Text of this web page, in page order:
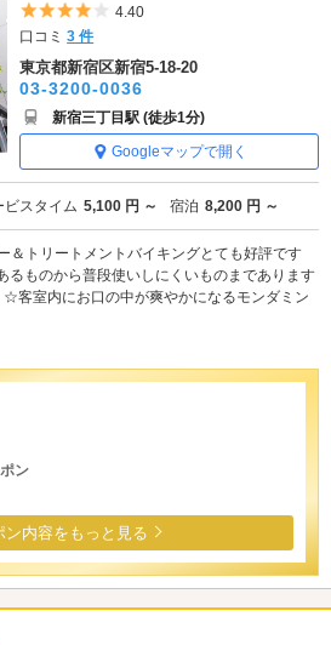
5つ星のうち4
4.40
口コミ3 件
東京都新宿区新宿5-18-20
03-3200-0036
新宿三丁目駅 (徒歩1分)
Googleマップで開く
ビスタイム 5,100 円 ～ 宿泊 8,200 円 ～
＆トリートメントバイキングとても好評です
ものから普段使いしにくいものまであります
客室内にお口の中が爽やかになるモンダミン
ン
ン内容をもっと見る